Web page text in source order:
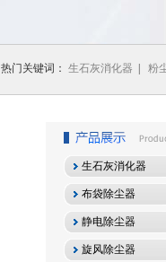
热门关键词： 生石灰消化器 粉
生石灰消化器
布袋除尘器
静电除尘器
旋风除尘器